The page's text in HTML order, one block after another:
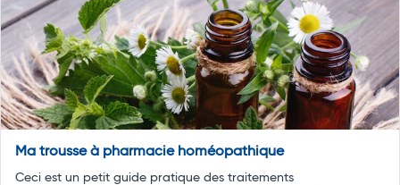
Ma trousse à pharmacie homéopathique
Ceci est un petit guide pratique des traitements